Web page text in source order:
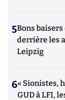
5Bons baisers
derrière les
Leipzig
6« Sionistes,
GUD à LFI,